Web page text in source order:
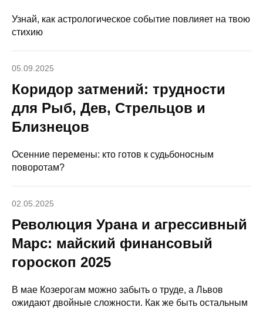
Узнай, как астрологическое событие повлияет на твою
стихию
05.09.2025
Коридор затмений: трудности
для Рыб, Дев, Стрельцов и
Близнецов
Осенние перемены: кто готов к судьбоносным
поворотам?
02.05.2025
Революция Урана и агрессивный
Марс: майский финансовый
гороскоп 2025
В мае Козерогам можно забыть о труде, а Львов
ожидают двойные сложности. Как же быть остальным